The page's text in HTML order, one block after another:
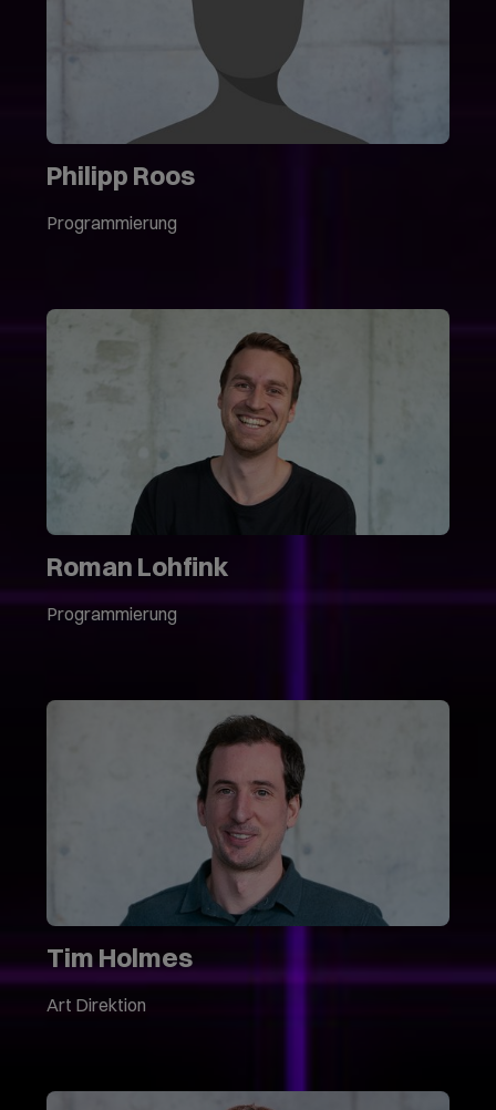
Philipp Roos
Programmierung
Roman Lohfink
Programmierung
Tim Holmes
Art Direktion